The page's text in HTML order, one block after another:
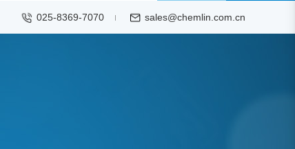
025-8369-7070 sales@chemlin.com.cn